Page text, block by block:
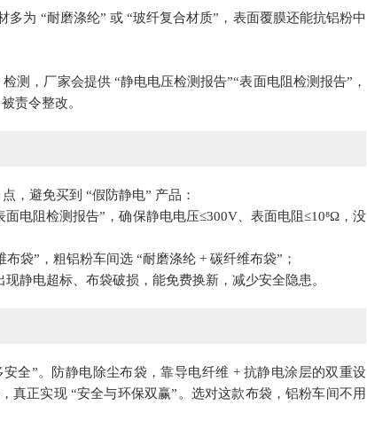
为 “耐磨涤纶” 或 “玻纤复合材质”，表面覆膜还能抗铝粉中
测，厂家会提供 “静电电压检测报告”“表面电阻检测报告”，
责令整改。
，避免买到 “假防静电” 产品：
电阻检测报告”，确保静电电压≤300V、表面电阻≤10⁸Ω，没
袋”，粗铝粉车间选 “耐磨涤纶 + 碳纤维布袋”；
静电超标、布袋破损，能免费换新，减少安全隐患。
全”。防静电除尘布袋，靠导电纤维 + 抗静电涂层的双重设
真正实现 “安全与环保双赢”。选对这款布袋，铝粉车间不用